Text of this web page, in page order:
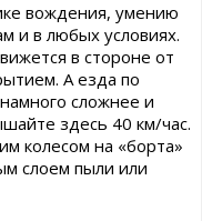
вождения, умению
и в любых условиях.
в стороне от
А езда по
сложнее и
здесь 40 км/час.
колесом на «борта»
слоем пыли или